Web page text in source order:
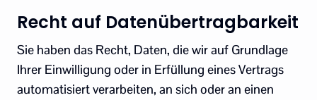
Recht auf Datenübertragbarkeit
Sie haben das Recht, Daten, die wir auf Grundlage
Ihrer Einwilligung oder in Erfüllung eines Vertrags
automatisiert verarbeiten, an sich oder an einen